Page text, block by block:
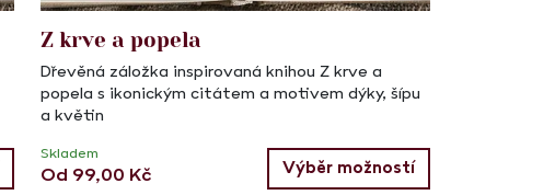
Z krve a popela
Dřevěná záložka inspirovaná knihou Z krve a
popela s ikonickým citátem a motivem dýky, šípu
a květin
Skladem
Od 99,00 Kč Výběr možností